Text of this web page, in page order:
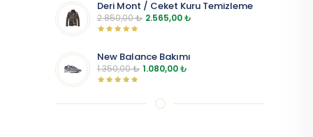
Deri Mont / Ceket Kuru Temizleme
2.850,00₺ 2.565,00₺
New Balance Bakımı
1.350,00₺ 1.080,00₺